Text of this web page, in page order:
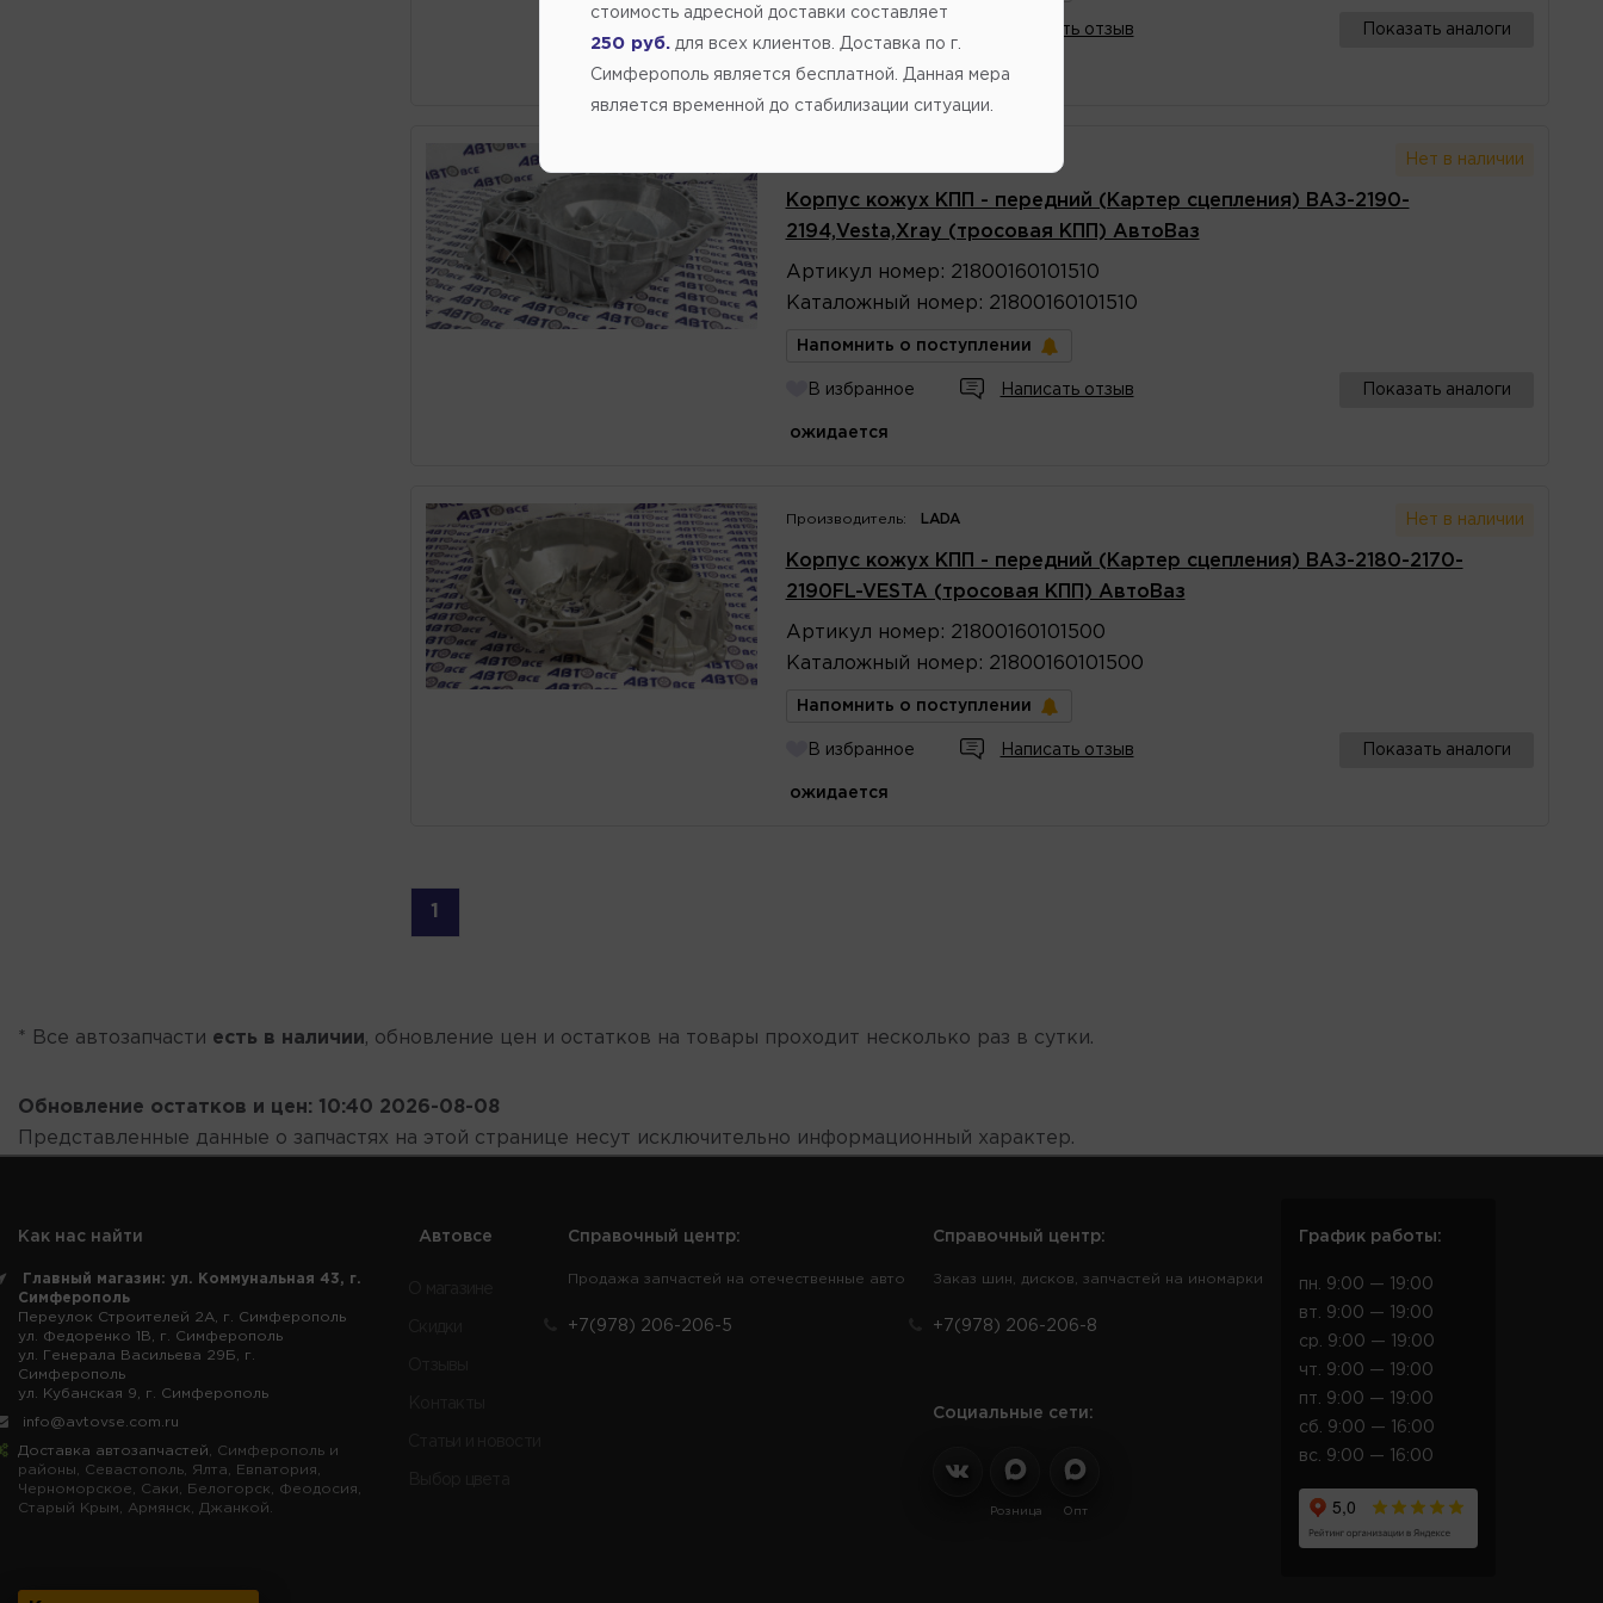
Написать отзыв Показать аналоги
ожидается
Нет в наличии
Корпус кожух КПП - передний (Картер сцепления) ВАЗ-2190-
2194,Vesta,Xray (тросовая КПП) АвтоВаз
Артикул номер : 21800160101510
Каталожный номер : 21800160101510
Напомнить о поступлении
В избранное Написать отзыв Показать аналоги
ожидается
Производитель: LADA Нет в наличии
Корпус кожух КПП - передний (Картер сцепления) ВАЗ-2180-2170-
2190FL-VESTA (тросовая КПП) АвтоВаз
Артикул номер : 21800160101500
Каталожный номер : 21800160101500
Напомнить о поступлении
В избранное Написать отзыв Показать аналоги
ожидается
1
* Все автозапчасти есть в наличии, обновление цен и остатков на товары проходит несколько раз в сутки.
Обновление остатков и цен: 10:40 2026-08-08
Представленные данные о запчастях на этой странице несут исключительно информационный характер.
Как нас найти
Главный магазин: ул. Коммунальная 43, г.
Симферополь
Переулок Строителей 2А, г. Симферополь
ул. Федоренко 1В, г. Симферополь
ул. Генерала Васильева 29Б, г.
Симферополь
ул. Кубанская 9, г. Симферополь
info@avtovse.com.ru
Доставка автозапчастей , Симферополь и
районы, Севастополь, Ялта, Евпатория,
Черноморское, Саки, Белогорск, Феодосия,
Старый Крым, Армянск, Джанкой.
Автовсе Справочный центр:
Продажа запчастей на отечественные авто
+7(978) 206-206-5
Справочный центр:
Заказ шин, дисков, запчастей на иномарки
+7(978) 206-206-8
Социальные сети:
Розница Опт
График работы:
пн. 9:00 — 19:00
вт. 9:00 — 19:00
ср. 9:00 — 19:00
чт. 9:00 — 19:00
пт. 9:00 — 19:00
сб. 9:00 — 16:00
вс. 9:00 — 16:00
стоимость адресной доставки составляет
250 руб. для всех клиентов. Доставка по г.
Симферополь является бесплатной. Данная мера
является временной до стабилизации ситуации.